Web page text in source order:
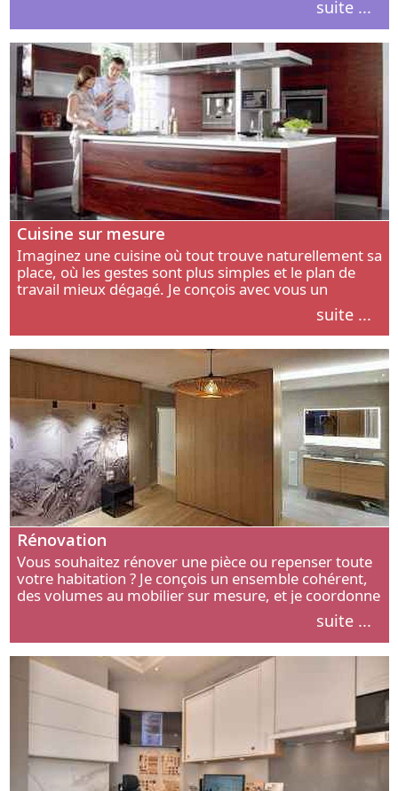
suite ...
Cuisine sur mesure
Imaginez une cuisine où tout trouve naturellement sa
place, où les gestes sont plus simples et le plan de
travail mieux dégagé. Je conçois avec vous un
aménagement adapté à votre manière de cuisiner, de
suite ...
Rénovation
Vous souhaitez rénover une pièce ou repenser toute
votre habitation ? Je conçois un ensemble cohérent,
des volumes au mobilier sur mesure, et je coordonne
suite ...